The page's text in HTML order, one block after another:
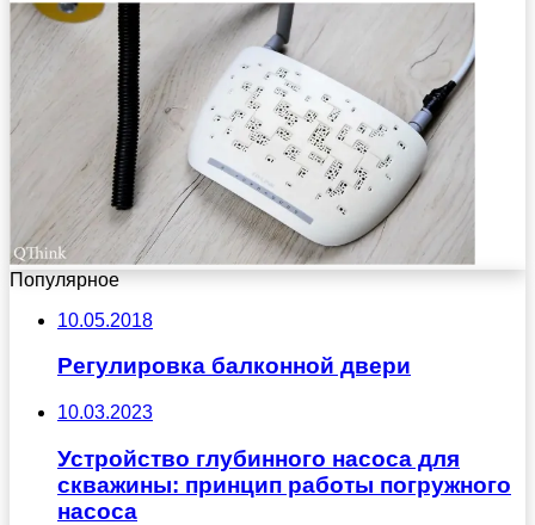
Популярное
10.05.2018
Регулировка балконной двери
10.03.2023
Устройство глубинного насоса для
скважины: принцип работы погружного
насоса